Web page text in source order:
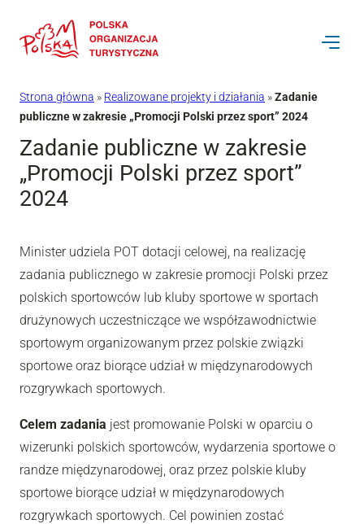
do
Strona główna » Realizowane projekty i działania »Zadanie
publiczne w zakresie „Promocji Polski przez sport” 2024
Zadanie publiczne w zakresie
„Promocji Polski przez sport”
2024
Minister udziela POT dotacji celowej, na realizację
zadania publicznego w zakresie promocji Polski przez
polskich sportowców lub kluby sportowe w sportach
drużynowych uczestniczące we współzawodnictwie
sportowym organizowanym przez polskie związki
sportowe oraz biorące udział w międzynarodowych
rozgrywkach sportowych.
Celem zadania jest promowanie Polski w oparciu o
wizerunki polskich sportowców, wydarzenia sportowe o
randze międzynarodowej, oraz przez polskie kluby
sportowe biorące udział w międzynarodowych
rozgrywkach sportowych. Cel powinien zostać